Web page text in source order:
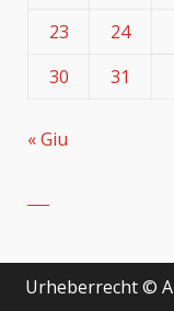
23
24
30
31
« Giu
Urheberrecht ©